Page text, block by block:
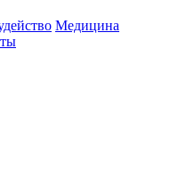
Медицина